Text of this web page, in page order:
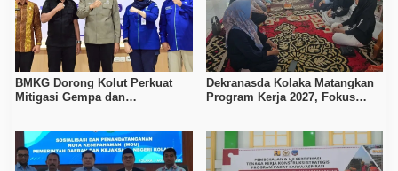
BMKG Dorong Kolut Perkuat
Mitigasi Gempa dan
Dekranasda Kolaka Matangkan
Program Kerja 2027, Fokus